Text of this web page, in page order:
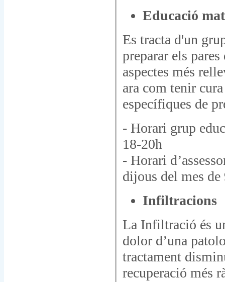
Educació
Es tracta d'un
preparar els
aspectes més
ara com tenir
específiques de
- Horari grup
18-20h
- Horari
dijous del mes de
Infiltracions
La Infiltració és
dolor d’una
tractament
recuperació més